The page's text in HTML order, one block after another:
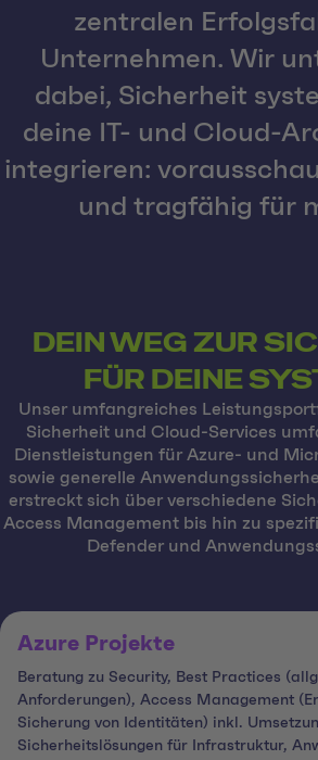
zentralen
Unternehmen. Wir
dabei, Sicherheit
deine IT- und Cloud-
integrieren:
und tragfähig für
DEIN WEG ZUR
FÜR DEINE
Unser umfangreiches
Sicherheit und Cloud-Services
Dienstleistungen für Azure- und
sowie generelle
erstreckt sich über verschiedene
Access Management bis hin zu
Defender und
Azure Projekte
Beratung zu Security, Best Practices
Anforderungen), Access Management
Sicherung von Identitäten) inkl.
Sicherheitslösungen für Infrastruktur,